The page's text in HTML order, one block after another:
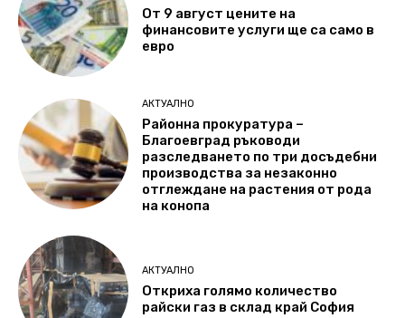
От 9 август цените на
финансовите услуги ще са само в
евро
АКТУАЛНО
Районна прокуратура –
Благоевград ръководи
разследването по три досъдебни
производства за незаконно
отглеждане на растения от рода
на конопа
АКТУАЛНО
Откриха голямо количество
райски газ в склад край София